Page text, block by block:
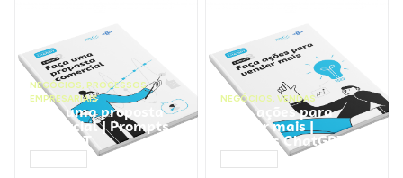
NEGÓCIOS, PROCESSOS
EMPRESARIAIS
Faça uma proposta
comercial | Prompts
ChatGPT
NEGÓCIOS, VENDAS
Faça ações para
vender mais |
Prompts ChatGPT